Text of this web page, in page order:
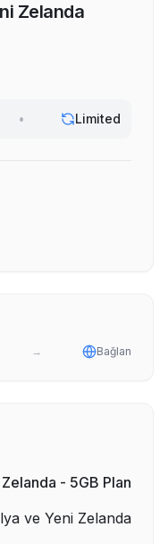
Zelanda
• Limited
→ Bağlan
- 5GB Plan
ve Yeni Zelanda